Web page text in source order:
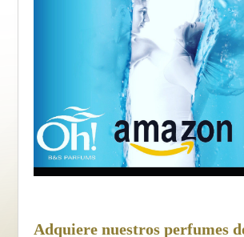
Adquiere nuestros perfumes